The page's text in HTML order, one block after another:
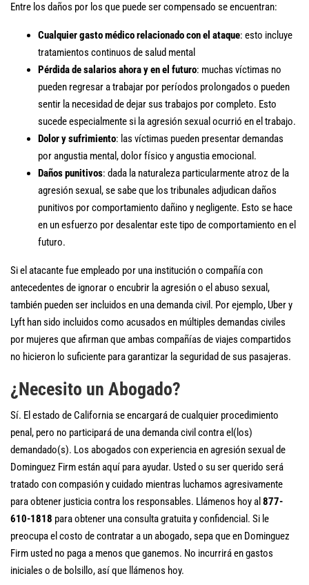
Entre los daños por los que puede ser compensado se encuentran:
Cualquier gasto médico relacionado con el ataque: esto incluye
tratamientos continuos de salud mental
Pérdida de salarios ahora y en el futuro: muchas víctimas no
pueden regresar a trabajar por períodos prolongados o pueden
sentir la necesidad de dejar sus trabajos por completo. Esto
sucede especialmente si la agresión sexual ocurrió en el trabajo.
Dolor y sufrimiento: las víctimas pueden presentar demandas
por angustia mental, dolor físico y angustia emocional.
Daños punitivos: dada la naturaleza particularmente atroz de la
agresión sexual, se sabe que los tribunales adjudican daños
punitivos por comportamiento dañino y negligente. Esto se hace
en un esfuerzo por desalentar este tipo de comportamiento en el
futuro.
Si el atacante fue empleado por una institución o compañía con
antecedentes de ignorar o encubrir la agresión o el abuso sexual,
también pueden ser incluidos en una demanda civil. Por ejemplo, Uber y
Lyft han sido incluidos como acusados en múltiples demandas civiles
por mujeres que afirman que ambas compañías de viajes compartidos
no hicieron lo suficiente para garantizar la seguridad de sus pasajeras.
¿Necesito un Abogado?
Sí. El estado de California se encargará de cualquier procedimiento
penal, pero no participará de una demanda civil contra el(los)
demandado(s). Los abogados con experiencia en agresión sexual de
Dominguez Firm están aquí para ayudar. Usted o su ser querido será
tratado con compasión y cuidado mientras luchamos agresivamente
para obtener justicia contra los responsables. Llámenos hoy al 877-
610-1818 para obtener una consulta gratuita y confidencial. Si le
preocupa el costo de contratar a un abogado, sepa que en Dominguez
Firm usted no paga a menos que ganemos. No incurrirá en gastos
iniciales o de bolsillo, así que llámenos hoy.